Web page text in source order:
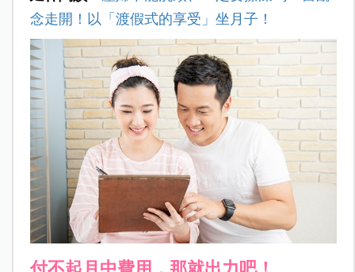
念走開！以「渡假式的享受」坐月子！